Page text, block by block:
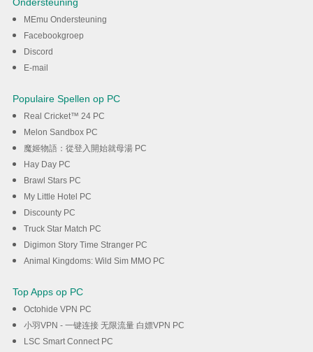
Ondersteuning
MEmu Ondersteuning
Facebookgroep
Discord
E-mail
Populaire Spellen op PC
Real Cricket™ 24 PC
Melon Sandbox PC
魔姬物語：從登入開始就母湯 PC
Hay Day PC
Brawl Stars PC
My Little Hotel PC
Discounty PC
Truck Star Match PC
Digimon Story Time Stranger PC
Animal Kingdoms: Wild Sim MMO PC
Top Apps op PC
Octohide VPN PC
小羽VPN - 一键连接 无限流量 白嫖VPN PC
LSC Smart Connect PC